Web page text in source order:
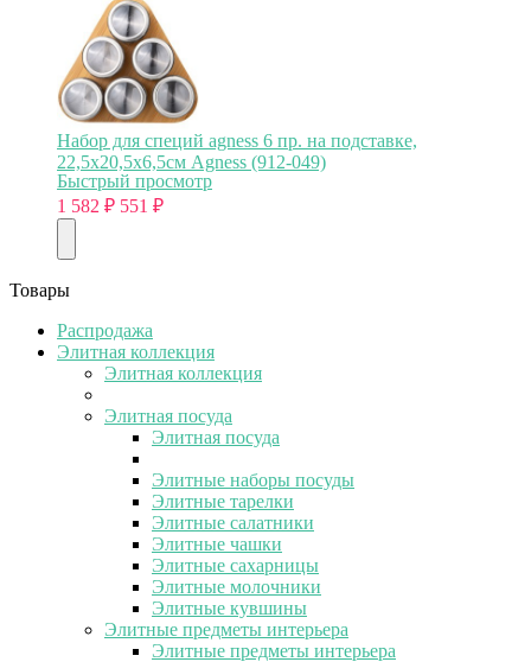
Набор для специй agness 6 пр. на подставке,
22,5х20,5х6,5см Agness (912-049)
Быстрый просмотр
1 582 ₽ 551 ₽
Товары
Распродажа
Элитная коллекция
Элитная коллекция
Элитная посуда
Элитная посуда
Элитные наборы посуды
Элитные тарелки
Элитные салатники
Элитные чашки
Элитные сахарницы
Элитные молочники
Элитные кувшины
Элитные предметы интерьера
Элитные предметы интерьера